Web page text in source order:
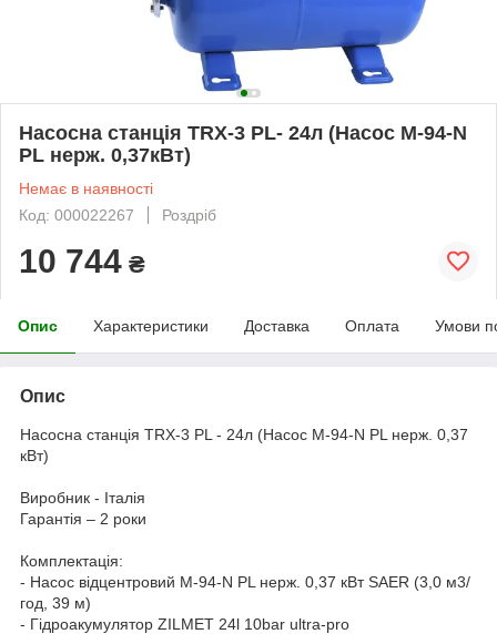
Насосна станція TRX-3 PL- 24л (Насос M-94-N
PL нерж. 0,37кВт)
Немає в наявності
Код: 000022267
Роздріб
10 744 ₴
Опис Характеристики Доставка Оплата Умови
Опис
Насосна станція TRX-3 PL - 24л (Насос M-94-N PL нерж. 0,37
кВт)
Виробник - Італія
Гарантія – 2 роки
Комплектація:
- Насос відцентровий M-94-N PL нерж. 0,37 кВт SAER (3,0 м3/
год, 39 м)
- Гідроакумулятор ZILMET 24l 10bar ultra-pro